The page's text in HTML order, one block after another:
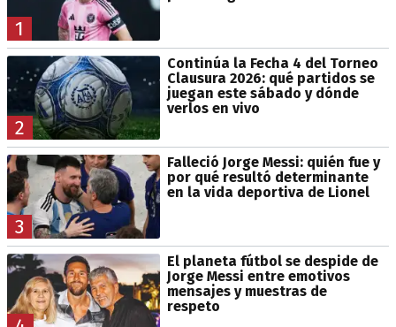
1
2
Continúa la Fecha 4 del Torneo
Clausura 2026: qué partidos se
juegan este sábado y dónde
verlos en vivo
3
Falleció Jorge Messi: quién fue y
por qué resultó determinante
en la vida deportiva de Lionel
El planeta fútbol se despide de
Jorge Messi entre emotivos
mensajes y muestras de
respeto